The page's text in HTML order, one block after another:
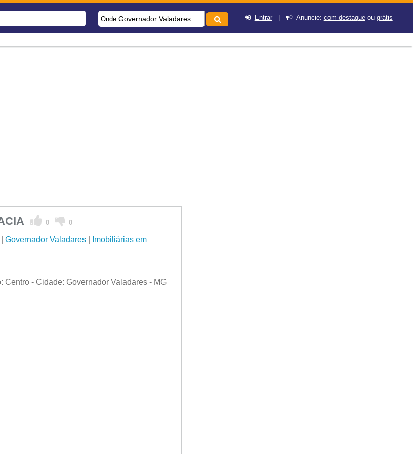
Onde:Governador Valadares Entrar| Anuncie: com destaqueou grátis
0 0
Governador Valadares|
Imobiliárias em
Centro - Cidade: Governador Valadares - MG